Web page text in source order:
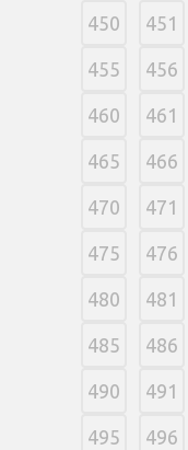
450 451
455 456
460 461
465 466
470 471
475 476
480 481
485 486
490 491
495 496